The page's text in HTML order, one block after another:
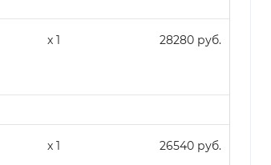
x 1 28280 руб.
x 1 26540 руб.